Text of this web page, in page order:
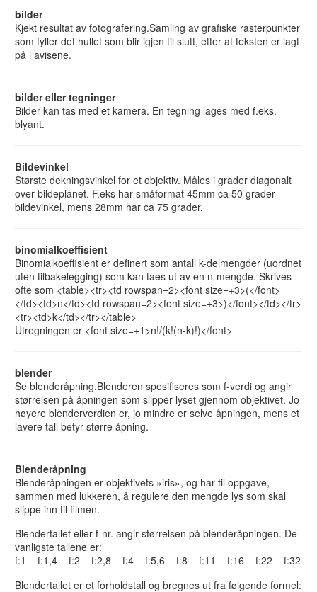
bilder
Kjekt resultat av fotografering.Samling av grafiske rasterpunkter
som fyller det hullet som blir igjen til slutt, etter at teksten er lagt
på i avisene.
bilder eller tegninger
Bilder kan tas med et kamera. En tegning lages med f.eks.
blyant.
Bildevinkel
Største dekningsvinkel for et objektiv. Måles i grader diagonalt
over bildeplanet. F.eks har småformat 45mm ca 50 grader
bildevinkel, mens 28mm har ca 75 grader.
binomialkoeffisient
Binomialkoeffisient er definert som antall k-delmengder (uordnet
uten tilbakelegging) som kan taes ut av en n-mengde. Skrives
ofte som <table><tr><td rowspan=2><font size=+3>(</font>
</td><td>n</td><td rowspan=2><font size=+3>)</font></td></tr>
<tr><td>k</td></tr></table>
Utregningen er <font size=+1>n!/(k!(n-k)!)</font>
blender
Se blenderåpning.Blenderen spesifiseres som f-verdi og angir
størrelsen på åpningen som slipper lyset gjennom objektivet. Jo
høyere blenderverdien er, jo mindre er selve åpningen, mens et
lavere tall betyr større åpning.
Blenderåpning
Blenderåpningen er objektivets »iris», og har til oppgave,
sammen med lukkeren, å regulere den mengde lys som skal
slippe inn til filmen.
Blendertallet eller f-nr. angir størrelsen på blenderåpningen. De
vanligste tallene er:
f:1 – f:1,4 – f:2 – f:2,8 – f:4 – f:5,6 – f:8 – f:11 – f:16 – f:22 – f:32
Blendertallet er et forholdstall og bregnes ut fra følgende formel: